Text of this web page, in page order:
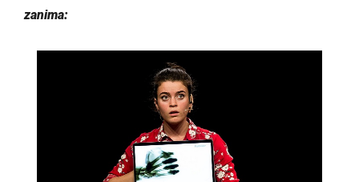
zanima: